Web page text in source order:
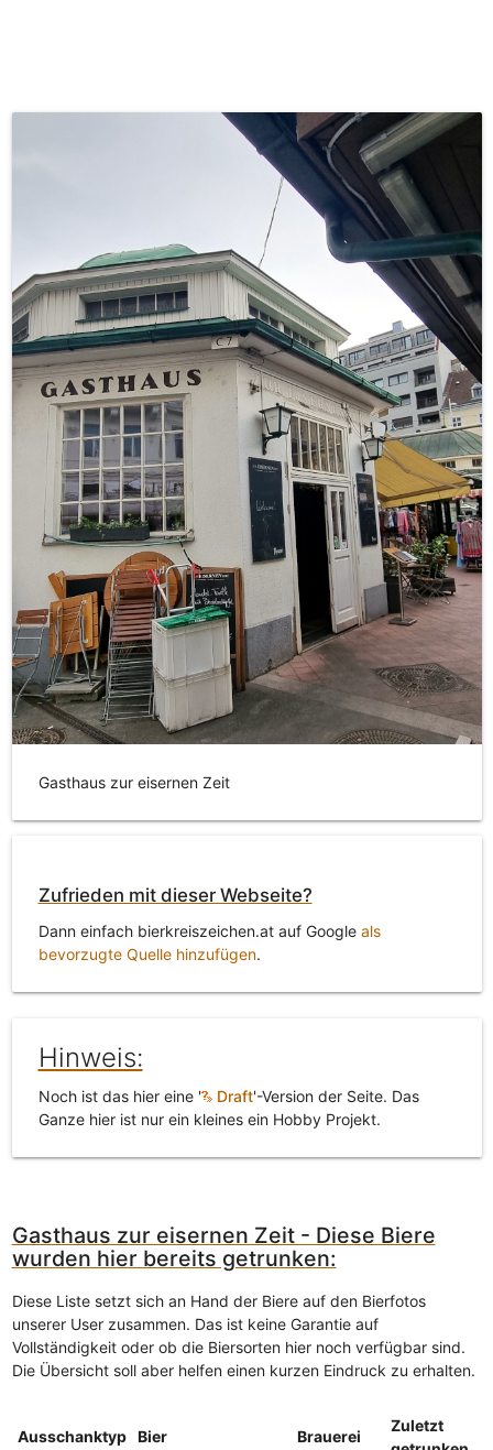
Gasthaus zur eisernen Zeit
Zufrieden mit dieser Webseite?
Dann einfach bierkreiszeichen.at auf Google als
bevorzugte Quelle hinzufügen.
Hinweis:
Noch ist das hier eine ' Draft'-Version der Seite. Das
Ganze hier ist nur ein kleines ein Hobby Projekt.
Gasthaus zur eisernen Zeit - Diese Biere
wurden hier bereits getrunken:
Diese Liste setzt sich an Hand der Biere auf den Bierfotos
unserer User zusammen. Das ist keine Garantie auf
Vollständigkeit oder ob die Biersorten hier noch verfügbar sind.
Die Übersicht soll aber helfen einen kurzen Eindruck zu erhalten.
Ausschanktyp Bier Brauerei
Zuletzt